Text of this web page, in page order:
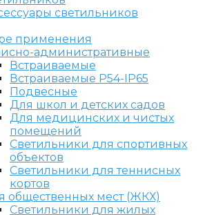
светильников
применения
административные
Встраиваемые
Встраиваемые P54-IP65
Подвесные
Для школ и детских садов
Для медицинских и чистых
помещений
Светильники для спортивных
объектов
Светильники для теннисных
кортов
общественных мест (ЖКХ)
Светильники для жилых